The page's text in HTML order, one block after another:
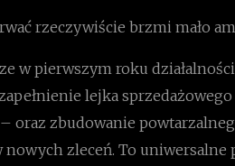
rzeczywiście brzmi mało
w pierwszym roku
lejka
oraz zbudowanie
nowych zleceń. To